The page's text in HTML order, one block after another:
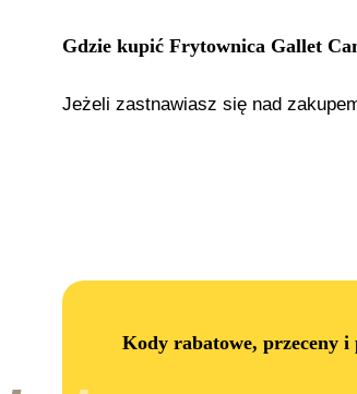
Gdzie kupić Frytownica Gallet
Jeżeli zastnawiasz się nad
Kody rabatowe, przeceny i